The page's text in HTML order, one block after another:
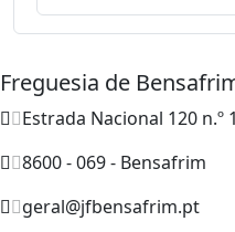
Freguesia de
Estrada Nacional 120 n.º
8600 - 069 - Bensafrim
geral@jfbensafrim.pt